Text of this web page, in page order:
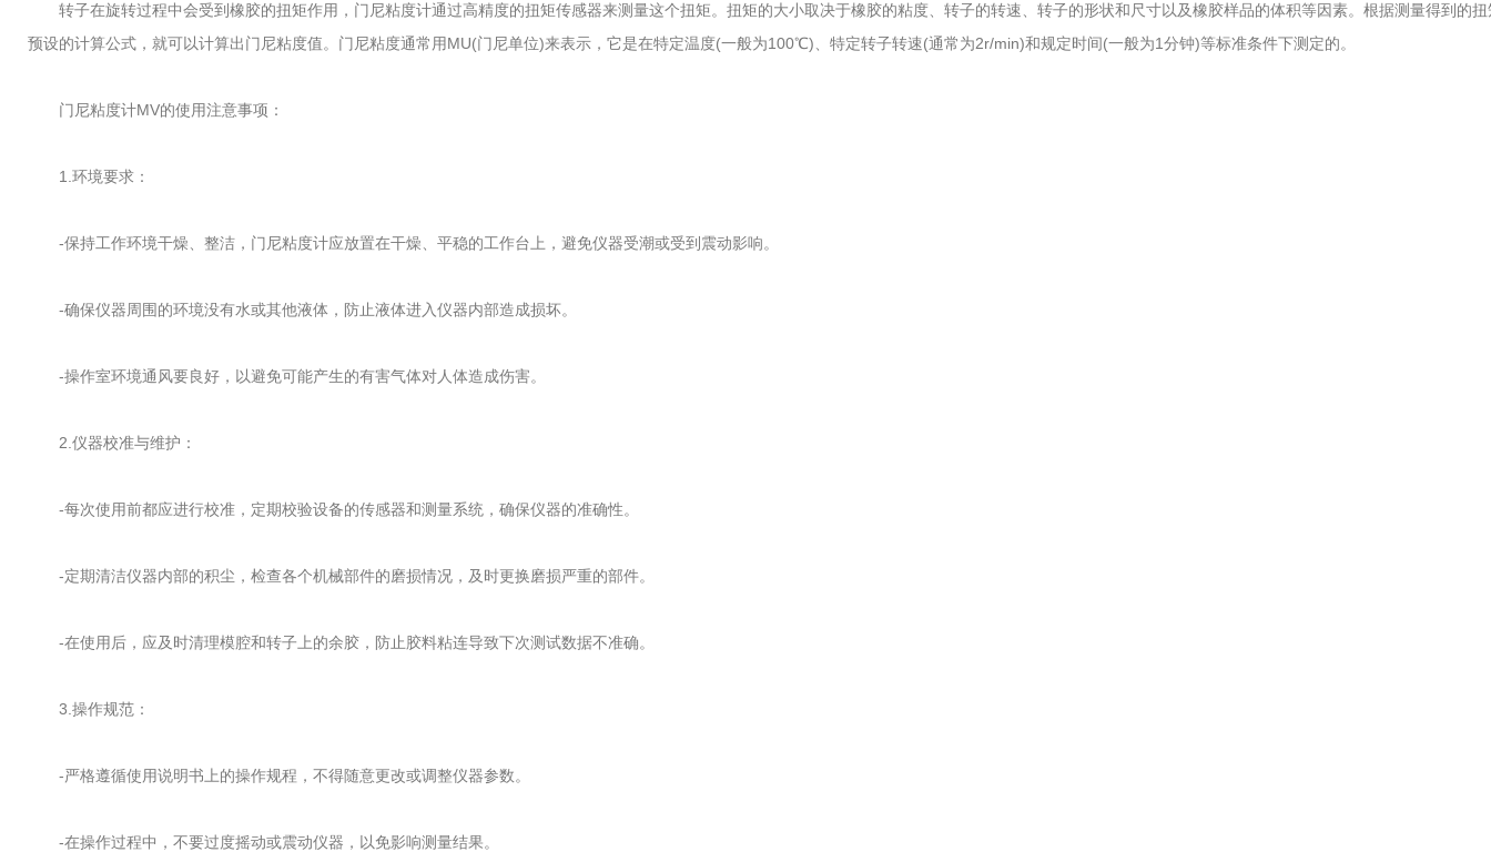
转子在旋转过程中会受到橡胶的扭矩作用，门尼粘度计通过高精度的扭矩传感器来测量这个扭矩。扭矩的大小取决于橡胶的粘度、转子的转速、转子的形状和尺寸以及橡胶样品的体积等因素。根据测量得到的
预设的计算公式，就可以计算出门尼粘度值。门尼粘度通常用MU(门尼单位)来表示，它是在特定温度(一般为100℃)、特定转子转速(通常为2r/min)和规定时间(一般为1分钟)等标准条件下测定的。
门尼粘度计MV的使用注意事项：
1.环境要求：
-保持工作环境干燥、整洁，门尼粘度计应放置在干燥、平稳的工作台上，避免仪器受潮或受到震动影响。
-确保仪器周围的环境没有水或其他液体，防止液体进入仪器内部造成损坏。
-操作室环境通风要良好，以避免可能产生的有害气体对人体造成伤害。
2.仪器校准与维护：
-每次使用前都应进行校准，定期校验设备的传感器和测量系统，确保仪器的准确性。
-定期清洁仪器内部的积尘，检查各个机械部件的磨损情况，及时更换磨损严重的部件。
-在使用后，应及时清理模腔和转子上的余胶，防止胶料粘连导致下次测试数据不准确。
3.操作规范：
-严格遵循使用说明书上的操作规程，不得随意更改或调整仪器参数。
-在操作过程中，不要过度摇动或震动仪器，以免影响测量结果。